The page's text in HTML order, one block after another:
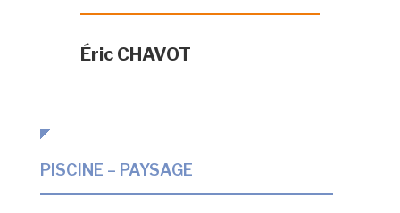
Éric CHAVOT
PISCINE – PAYSAGE